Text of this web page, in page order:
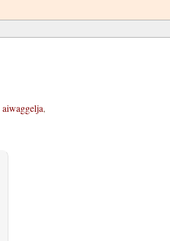
aiwaggelja,